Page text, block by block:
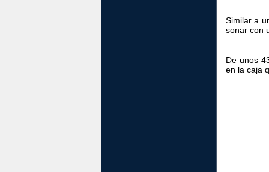
Similar a
sonar con
De unos
en la caja